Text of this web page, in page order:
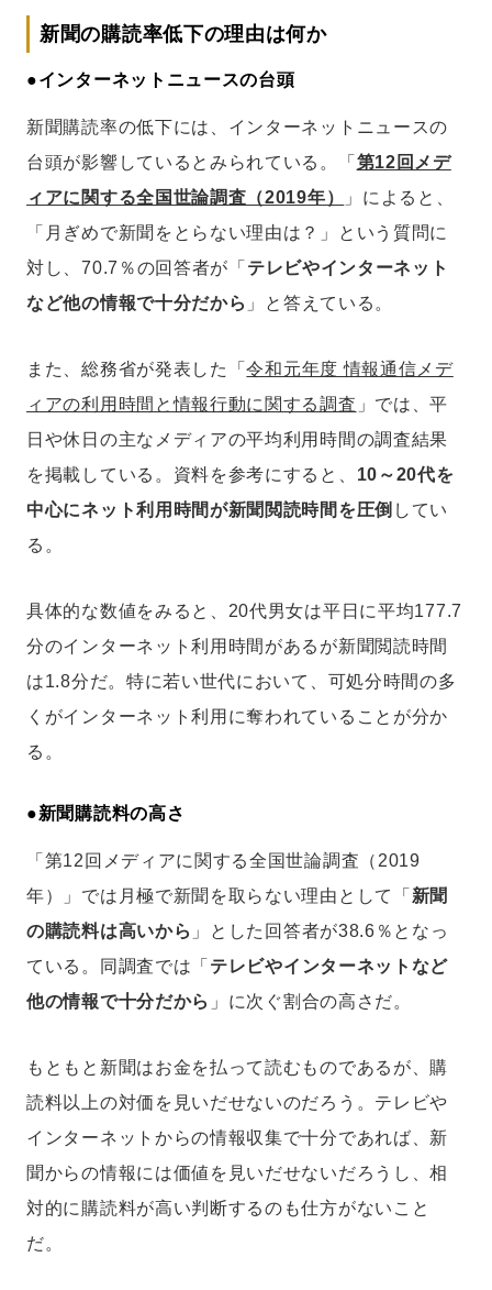
新聞の購読率低下の理由は何か
●インターネットニュースの台頭
新聞購読率の低下には、インターネットニュースの
台頭が影響しているとみられている。「 第12回メデ
ィアに関する全国世論調査（2019年）
」によると、
「月ぎめで新聞をとらない理由は？」という質問に
対し、70.7％の回答者が「 テレビやインターネット
など他の情報で十分だから 」と答えている。
また、総務省が発表した「令和元年度 情報通信メデ
ィアの利用時間と情報行動に関する調査 」では、平
日や休日の主なメディアの平均利用時間の調査結果
を掲載している。資料を参考にすると、 10～20代を
中心にネット利用時間が新聞閲読時間を圧倒 してい
る。
具体的な数値をみると、20代男女は平日に平均177.7
分のインターネット利用時間があるが新聞閲読時間
は1.8分だ。特に若い世代において、可処分時間の多
くがインターネット利用に奪われていることが分か
る。
●新聞購読料の高さ
「第12回メディアに関する全国世論調査（2019
年）」では月極で新聞を取らない理由として「 新聞
の購読料は高いから 」とした回答者が38.6％となっ
ている。同調査では「 テレビやインターネットなど
他の情報で十分だから 」に次ぐ割合の高さだ。
もともと新聞はお金を払って読むものであるが、購
読料以上の対価を見いだせないのだろう。テレビや
インターネットからの情報収集で十分であれば、新
聞からの情報には価値を見いだせないだろうし、相
対的に購読料が高い判断するのも仕方がないこと
だ。